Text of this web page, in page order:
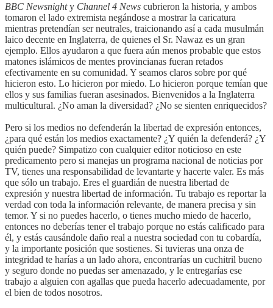
BBC Newsnighty Channel 4 News cubrieron la historia, y ambos
tomaron el lado extremista negándose a mostrar la caricatura
mientras pretendían ser neutrales, traicionando así a cada musulmán
laico decente en Inglaterra, de quienes el Sr. Nawaz es un gran
ejemplo. Ellos ayudaron a que fuera aún menos probable que estos
matones islámicos de mentes provincianas fueran retados
efectivamente en su comunidad. Y seamos claros sobre por qué
hicieron esto. Lo hicieron por miedo. Lo hicieron porque temían que
ellos y sus familias fueran asesinados. Bienvenidos a la Inglaterra
multicultural. ¿No aman la diversidad? ¿No se sienten enriquecidos?
Pero si los medios no defenderán la libertad de expresión entonces,
¿para qué están los medios exactamente? ¿Y quién la defenderá? ¿Y
quién puede? Simpatizo con cualquier editor noticioso en este
predicamento pero si manejas un programa nacional de noticias por
TV, tienes una responsabilidad de levantarte y hacerte valer. Es más
que sólo un trabajo. Eres el guardián de nuestra libertad de
expresión y nuestra libertad de información. Tu trabajo es reportar la
verdad con toda la información relevante, de manera precisa y sin
temor. Y si no puedes hacerlo, o tienes mucho miedo de hacerlo,
entonces no deberías tener el trabajo porque no estás calificado para
él, y estás causándole daño real a nuestra sociedad con tu cobardía,
y la importante posición que sostienes. Si tuvieras una onza de
integridad te harías a un lado ahora, encontrarías un cuchitril bueno
y seguro donde no puedas ser amenazado, y le entregarías ese
trabajo a alguien con agallas que pueda hacerlo adecuadamente, por
el bien de todos nosotros.